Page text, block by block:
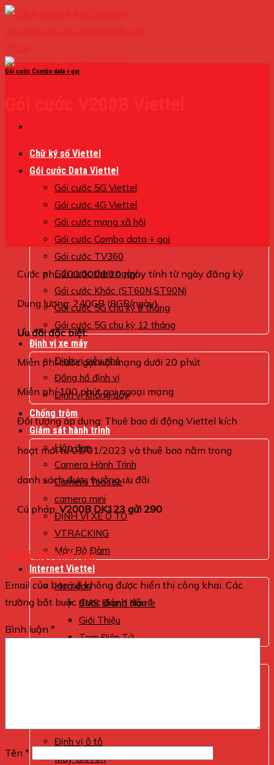
Skip
to
content
Chữ ký số Viettel
Gói cước Data Viettel
Gói cước 5G Viettel
Gói cước 4G Viettel
Gói cước mạng xã hội
Gói cước Combo data + gọi
Gói cước TV360
Gói cước theo ngày
Gói cước Khác (ST60N,ST90N)
Gói cước 5G chu kỳ 6 tháng
Gói cước 5G chu kỳ 12 tháng
Định vị xe máy
Định vị siêu nhỏ
Đồng hồ định vị
Định vị không dây
Chống trộm
Giám sát hành trình
Hộp đen
Camera Hành Trình
Camera Yoosee
camera mini
ĐỊNH VỊ XE Ô TÔ
VTRACKING
Máy Bộ Đàm
Internet Viettel
Hoá đơn
SMS Brand Name
Giới Thiệu
Tem Điện Tử
Định vị ô tô
Máy Ghi Âm
Gói cước Combo data + gọi
Cước phí: 200.000đ/30 ngày tính từ ngày đăng ký
Dung lượng: 240GB (8GB/ngày)
Ưu đãi đặc biệt:
Miễn phí cước gọi nội mạng dưới 20 phút
Miễn phí 100 phút gọi ngoại mạng
Đối tượng áp dụng: Thuê bao di động Viettel kích
hoạt mới từ 01/01/2023 và thuê bao nằm trong
danh sách được hưởng ưu đãi
Cú pháp: V200B DK123 gửi 290
Để lại một bình luận
Email của bạn sẽ không được hiển thị công khai. Các
trường bắt buộc được đánh dấu*
Bình luận *
Tên *